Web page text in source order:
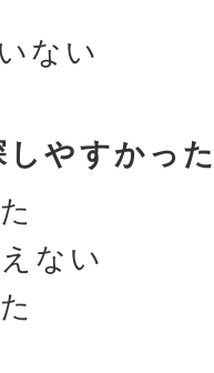
ない
しやすかっ
ない